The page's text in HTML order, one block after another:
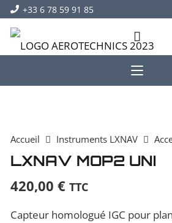
+33 6 78 59 91 85
Accueil Instruments LXNAV
LXNAV MOP2 UNI
420,00 € TTC
Capteur homologué IGC pour